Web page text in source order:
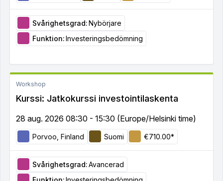
Svårighetsgrad:Nybörjare
Funktion:Investeringsbedömning
Workshop
Kurssi: Jatkokurssi investointilaskenta
28 aug. 2026 08:30 - 15:30 (Europe/Helsinki time)
Porvoo, Finland Suomi €710.00*
Svårighetsgrad:Avancerad